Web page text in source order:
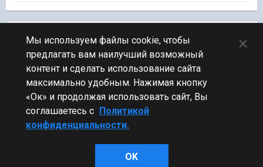
ПЕРЕЙТИ К СПИСКУ ТЕМ
Обсуждение Мира Кораблей
Стиль
Мы используем файлы cookie, чтобы
предлагать вам наилучший возможный
контент и сделать использование сайта
максимально удобным. Нажимая кнопку
«Ок» и продолжая использовать сайт, Вы
соглашаетесь с Политикой
конфиденциальности.
OK
×